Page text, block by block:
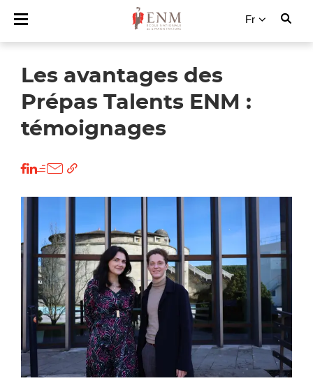
Fr
Les avantages des
Prépas Talents ENM :
témoignages